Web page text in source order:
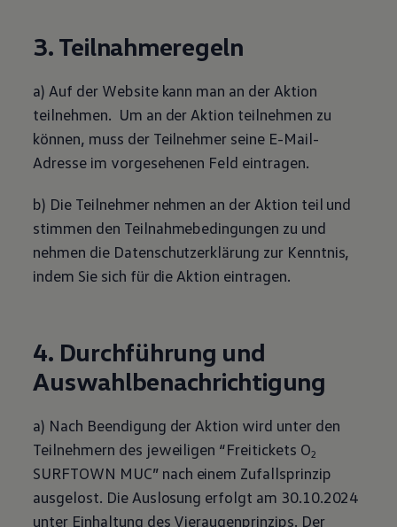
3. Teilnahmeregeln
a) Auf der Website kann man an der Aktion
teilnehmen. Um an der Aktion teilnehmen zu
können, muss der Teilnehmer seine E-Mail-
Adresse im vorgesehenen Feld eintragen.
b) Die Teilnehmer nehmen an der Aktion teil und
stimmen den Teilnahmebedingungen zu und
nehmen die Datenschutzerklärung zur Kenntnis,
indem Sie sich für die Aktion eintragen.
4. Durchführung und
Auswahlbenachrichtigung
a) Nach Beendigung der Aktion wird unter den
Teilnehmern des jeweiligen “Freitickets O2
SURFTOWN MUC” nach einem Zufallsprinzip
ausgelost. Die Auslosung erfolgt am 30.10.2024
unter Einhaltung des Vieraugenprinzips. Der